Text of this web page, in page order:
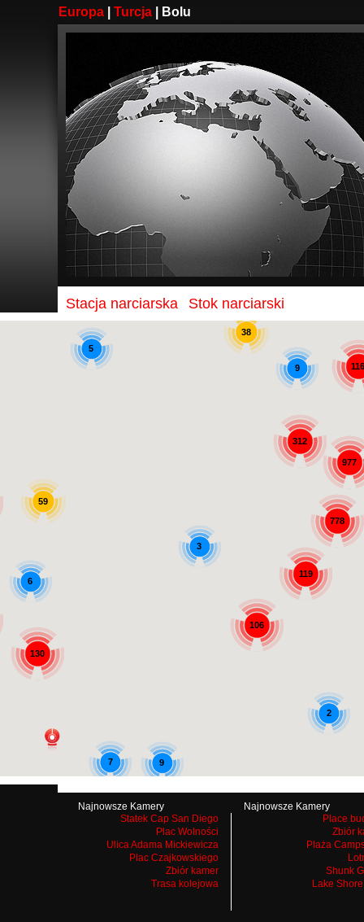
Europa| Turcja| Bolu
Stacja narciarska Stok narciarski
2
106
119
130
6
2
5
59
7
9
9
778
977
312
38
3
9
Najnowsze Kamery
Statek Cap San Diego
Plac Wolności
Ulica Adama Mickiewicza
Plac Czajkowskiego
Zbiór kamer
Trasa kolejowa
Najnowsze Kamery
Place
Zbiór
Plaża
Shunk
Lake